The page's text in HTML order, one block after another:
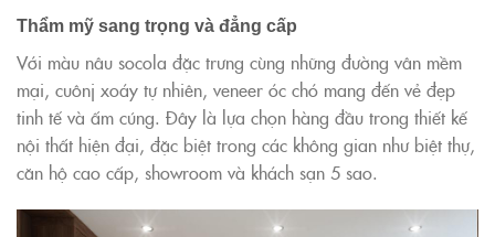
Thẩm mỹ sang trọng và đẳng cấp
Với màu nâu socola đặc trưng cùng những đường vân mềm
mại, cuônj xoáy tự nhiên, veneer óc chó mang đến vẻ đẹp
tinh tế và ấm cúng. Đây là lựa chọn hàng đầu trong thiết kế
nội thất hiện đại, đặc biệt trong các không gian như biệt thự,
căn hộ cao cấp, showroom và khách sạn 5 sao.